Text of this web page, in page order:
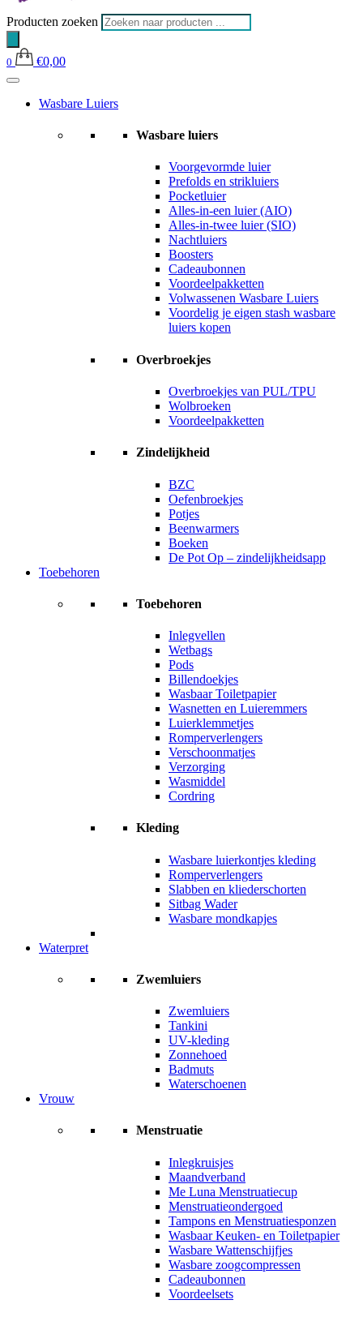
Producten zoeken
0 €0,00
Wasbare Luiers
Wasbare luiers
Voorgevormde luier
Prefolds en strikluiers
Pocketluier
Alles-in-een luier (AIO)
Alles-in-twee luier (SIO)
Nachtluiers
Boosters
Cadeaubonnen
Voordeelpakketten
Volwassenen Wasbare Luiers
Voordelig je eigen stash wasbare
luiers kopen
Overbroekjes
Overbroekjes van PUL/TPU
Wolbroeken
Voordeelpakketten
Zindelijkheid
BZC
Oefenbroekjes
Potjes
Beenwarmers
Boeken
De Pot Op – zindelijkheidsapp
Toebehoren
Toebehoren
Inlegvellen
Wetbags
Pods
Billendoekjes
Wasbaar Toiletpapier
Wasnetten en Luieremmers
Luierklemmetjes
Romperverlengers
Verschoonmatjes
Verzorging
Wasmiddel
Cordring
Kleding
Wasbare luierkontjes kleding
Romperverlengers
Slabben en kliederschorten
Sitbag Wader
Wasbare mondkapjes
Waterpret
Zwemluiers
Zwemluiers
Tankini
UV-kleding
Zonnehoed
Badmuts
Waterschoenen
Vrouw
Menstruatie
Inlegkruisjes
Maandverband
Me Luna Menstruatiecup
Menstruatieondergoed
Tampons en Menstruatiesponzen
Wasbaar Keuken- en Toiletpapier
Wasbare Wattenschijfjes
Wasbare zoogcompressen
Cadeaubonnen
Voordeelsets